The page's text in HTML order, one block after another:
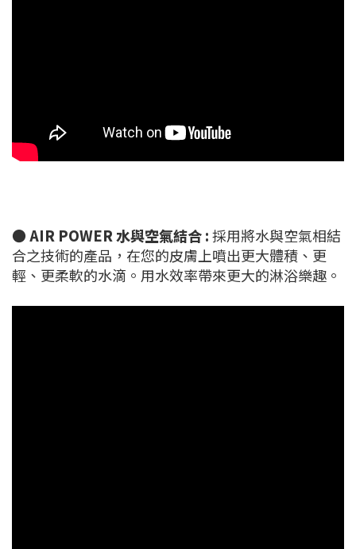
●AIR POWER 水與空氣結合 :採用將水與空氣相結
合之技術的產品，在您的皮膚上噴出更大體積、更
輕、更柔軟的水滴。用水效率帶來更大的淋浴樂趣。